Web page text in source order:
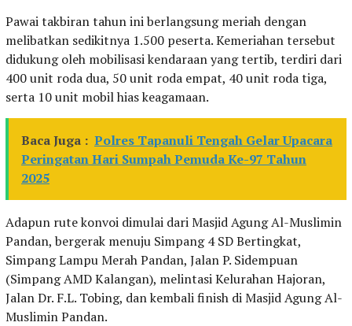
Pawai takbiran tahun ini berlangsung meriah dengan
melibatkan sedikitnya 1.500 peserta. Kemeriahan tersebut
didukung oleh mobilisasi kendaraan yang tertib, terdiri dari
400 unit roda dua, 50 unit roda empat, 40 unit roda tiga,
serta 10 unit mobil hias keagamaan.
Baca Juga : Polres Tapanuli Tengah Gelar Upacara
Peringatan Hari Sumpah Pemuda Ke-97 Tahun
2025
Adapun rute konvoi dimulai dari Masjid Agung Al-Muslimin
Pandan, bergerak menuju Simpang 4 SD Bertingkat,
Simpang Lampu Merah Pandan, Jalan P. Sidempuan
(Simpang AMD Kalangan), melintasi Kelurahan Hajoran,
Jalan Dr. F.L. Tobing, dan kembali finish di Masjid Agung Al-
Muslimin Pandan.